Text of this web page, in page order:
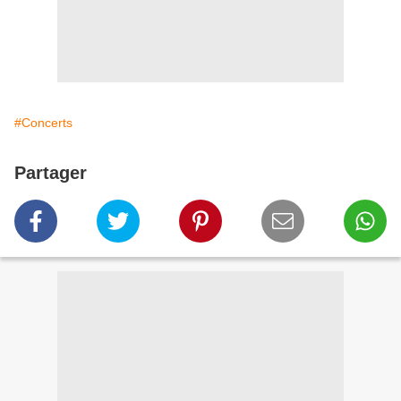
#Concerts
Partager